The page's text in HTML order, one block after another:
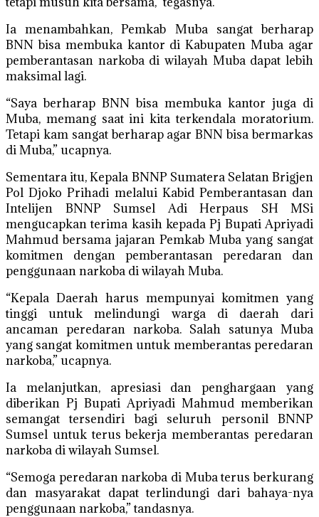
Ia menambahkan, Pemkab Muba sangat berharap
BNN bisa membuka kantor di Kabupaten Muba agar
pemberantasan narkoba di wilayah Muba dapat lebih
maksimal lagi.
“Saya berharap BNN bisa membuka kantor juga di
Muba, memang saat ini kita terkendala moratorium.
Tetapi kam sangat berharap agar BNN bisa bermarkas
di Muba,” ucapnya.
Sementara itu, Kepala BNNP Sumatera Selatan Brigjen
Pol Djoko Prihadi melalui Kabid Pemberantasan dan
Intelijen BNNP Sumsel Adi Herpaus SH MSi
mengucapkan terima kasih kepada Pj Bupati Apriyadi
Mahmud bersama jajaran Pemkab Muba yang sangat
komitmen dengan pemberantasan peredaran dan
penggunaan narkoba di wilayah Muba.
“Kepala Daerah harus mempunyai komitmen yang
tinggi untuk melindungi warga di daerah dari
ancaman peredaran narkoba. Salah satunya Muba
yang sangat komitmen untuk memberantas peredaran
narkoba,” ucapnya.
Ia melanjutkan, apresiasi dan penghargaan yang
diberikan Pj Bupati Apriyadi Mahmud memberikan
semangat tersendiri bagi seluruh personil BNNP
Sumsel untuk terus bekerja memberantas peredaran
narkoba di wilayah Sumsel.
“Semoga peredaran narkoba di Muba terus berkurang
dan masyarakat dapat terlindungi dari bahaya-nya
penggunaan narkoba,” tandasnya.